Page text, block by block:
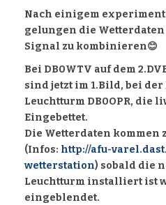
Nach einigem
gelungen die Wetterdaten
Signal zu kombinieren😊
Bei DB0WTV auf dem
sind jetzt im 1.Bild, bei der
Leuchtturm DB0OPR, die
Eingebettet.
Die Wetterdaten kommen
(Infos: http://afu-
wetterstation) sobald die
Leuchtturm installiert ist
eingeblendet.